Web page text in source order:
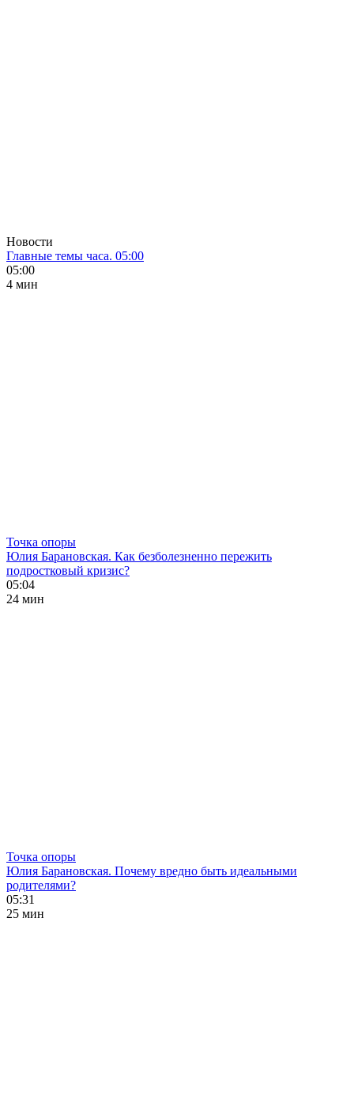
Новости
Главные темы часа. 05:00
05:00
4 мин
Точка опоры
Юлия Барановская. Как безболезненно пережить
подростковый кризис?
05:04
24 мин
Точка опоры
Юлия Барановская. Почему вредно быть идеальными
родителями?
05:31
25 мин